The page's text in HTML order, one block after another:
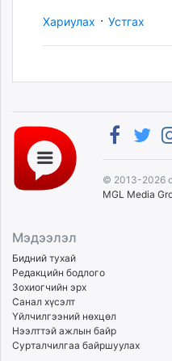
Хариулах · Устгах
© 2013-2026
MGL Media
Мэдээлэл
Бидний тухай
Редакцийн бодлого
Зохиогчийн эрх
Санал хүсэлт
Үйлчилгээний нөхцөл
Нээлттэй ажлын байр
Сурталчилгаа байршуулах